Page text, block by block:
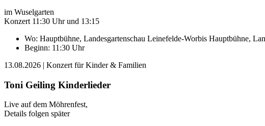
im Wuselgarten
Konzert 11:30 Uhr und 13:15
Wo: Hauptbühne, Landesgartenschau Leinefelde-Worbis Hauptbühne,
Beginn: 11:30 Uhr
13.08.2026 | Konzert für Kinder & Familien
Toni Geiling Kinderlieder
Live auf dem Möhrenfest,
Details folgen später